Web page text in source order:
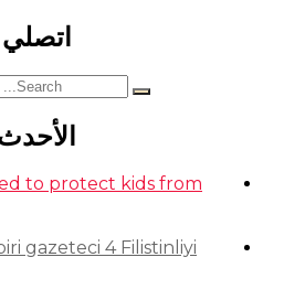
اتصلي
Search
for:
to protect kids from
gazeteci 4 Filistinliyi